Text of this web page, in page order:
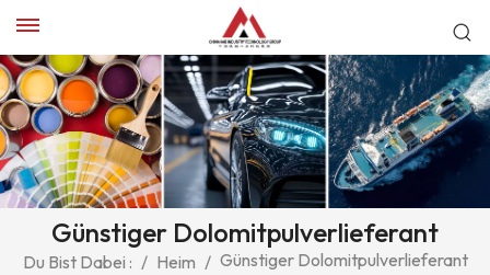
Günstiger Dolomitpulverlieferant
Du Bist Dabei : / Heim / Günstiger Dolomitpulverlieferant